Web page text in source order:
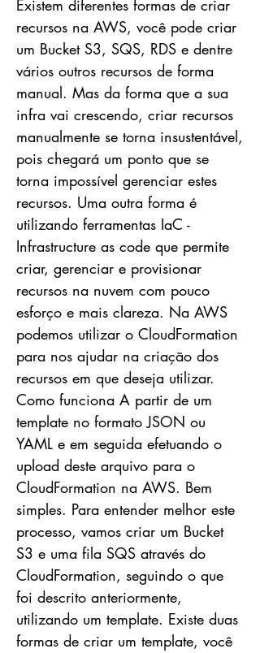
Existem diferentes formas de criar
recursos na AWS, você pode criar
um Bucket S3, SQS, RDS e dentre
vários outros recursos de forma
manual. Mas da forma que a sua
infra vai crescendo, criar recursos
manualmente se torna insustentável,
pois chegará um ponto que se
torna impossível gerenciar estes
recursos. Uma outra forma é
utilizando ferramentas IaC -
Infrastructure as code que permite
criar, gerenciar e provisionar
recursos na nuvem com pouco
esforço e mais clareza. Na AWS
podemos utilizar o CloudFormation
para nos ajudar na criação dos
recursos em que deseja utilizar.
Como funciona A partir de um
template no formato JSON ou
YAML e em seguida efetuando o
upload deste arquivo para o
CloudFormation na AWS. Bem
simples. Para entender melhor este
processo, vamos criar um Bucket
S3 e uma fila SQS através do
CloudFormation, seguindo o que
foi descrito anteriormente,
utilizando um template. Existe duas
formas de criar um template, você